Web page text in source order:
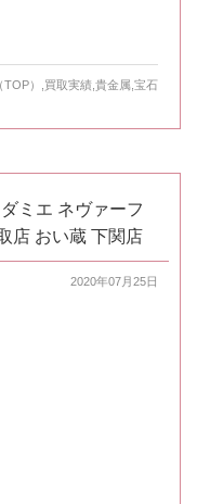
） ,買取実績,貴金属,宝石
ミエ ネヴァーフ
店 おい蔵 下関店
2020年07月25日